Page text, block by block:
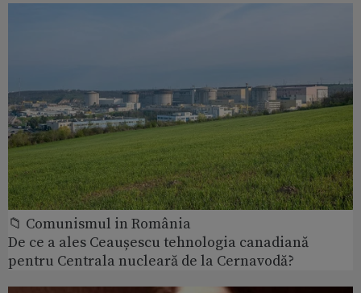
📁 Comunismul in România
De ce a ales Ceaușescu tehnologia canadiană
pentru Centrala nucleară de la Cernavodă?